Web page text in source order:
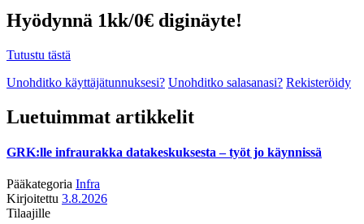
Hyödynnä 1kk/0€ diginäyte!
Tutustu tästä
Unohditko käyttäjätunnuksesi? Unohditko salasanasi? Rekisteröidy
Luetuimmat artikkelit
GRK:lle infraurakka datakeskuksesta – työt jo käynnissä
Pääkategoria Infra
Kirjoitettu 3.8.2026
Tilaajille